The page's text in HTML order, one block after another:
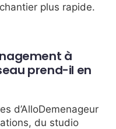
plus rapide.
à
prend-il en
d’AlloDemenageur
du studio